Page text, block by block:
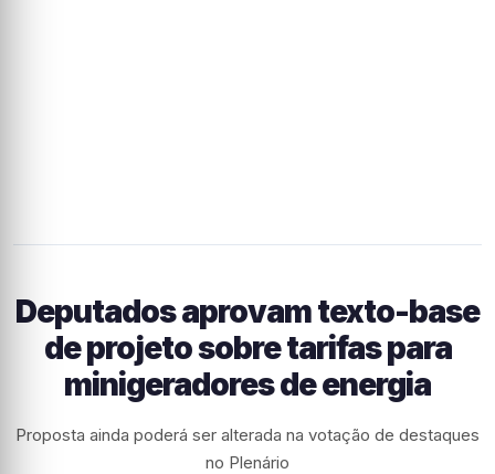
Deputados aprovam texto-base
de projeto sobre tarifas para
minigeradores de energia
Proposta ainda poderá ser alterada na votação de destaques
no Plenário